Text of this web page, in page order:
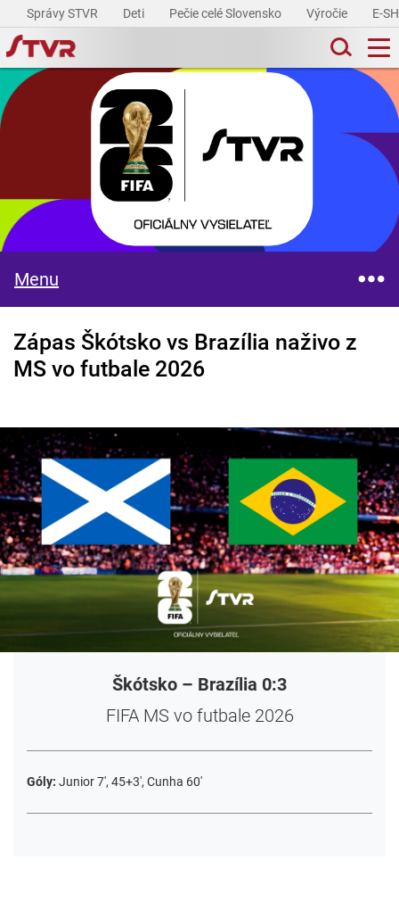
Správy STVR Deti Pečie celé Slovensko Výročie E-
Menu
Zápas Škótsko vs Brazília naživo z
MS vo futbale 2026
Škótsko – Brazília 0:3
FIFA MS vo futbale 2026
Góly: Junior 7', 45+3', Cunha 60'